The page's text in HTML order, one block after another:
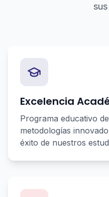
Excelencia
Programa educativo
metodologías
éxito de nuestros